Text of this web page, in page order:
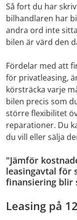
Så fort du har
bilhandlaren har
andra ord inte
bilen är värd den
Fördelar med att
för privatleasing,
körsträcka varje
bilen precis som
större flexibilitet
reparationer. Du
du vill eller sälja
"Jämför
leasingavtal för
finansiering blir
Leasing på